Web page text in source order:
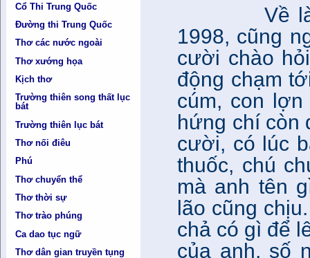
Cổ Thi Trung Quốc
Đường thi Trung Quốc
Thơ các nước ngoài
Thơ xướng họa
Kịch thơ
Trường thiên song thất lục
bát
Trường thiên lục bát
Thơ nối điêu
Phú
Thơ chuyển thể
Thơ thời sự
Thơ trào phúng
Ca dao tục ngữ
Thơ dân gian truyền tụng
Về làm
1998, cũng
cười chào
động chạm
cúm, con
hứng chí còn
cười, có lúc
thuốc, chú
mà anh tên
lão cũng
chả có gì để
của anh, số